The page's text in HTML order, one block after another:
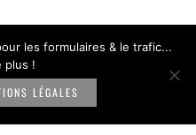
les formulaires & le trafic...
plus !
LÉGALES